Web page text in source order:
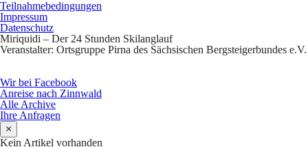
Teilnahmebedingungen
Impressum
Datenschutz
Miriquidi – Der 24 Stunden Skilanglauf
Veranstalter: Ortsgruppe Pirna des Sächsischen Bergsteigerbundes e.V.
Wir bei Facebook
Anreise nach Zinnwald
Alle Archive
Ihre Anfragen
×
Kein Artikel vorhanden